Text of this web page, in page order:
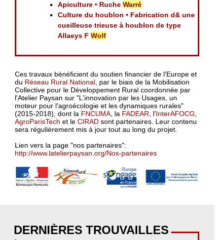
Apiculture • RucheWarré
Culture du houblon • Fabrication d& une
cueilleuse trieuse à houblon de type
Allaeys FWolf
Ces travaux bénéficient du soutien financier de l'Europe et
du Réseau Rural National, par le biais de la Mobilisation
Collective pour le Développement Rural coordonnée par
l'Atelier Paysan sur "L'innovation par les Usages, un
moteur pour l'agroécologie et les dynamiques rurales"
(2015-2018), dont la FNCUMA, la FADEAR, l'InterAFOCG,
AgroParisTech et le CIRAD sont partenaires. Leur contenu
sera régulièrement mis à jour tout au long du projet.
Lien vers la page "nos partenaires":
http://www.latelierpaysan.org/Nos-partenaires
DERNIÈRES TROUVAILLES